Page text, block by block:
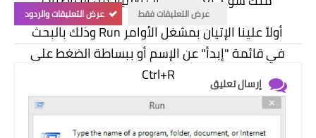
أولاً علينا الإتيان بمشغل الأوامر Run وذلك بالبحث
في قائمة "إبدأ" عن الإسم أو ببساطة الضغط على
Ctrl+R
عرض التعليقات فقط
عرض التعليقات والردود
إرسال تعليق